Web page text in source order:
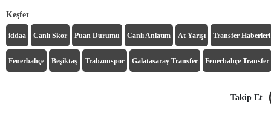
Keşfet
iddaa Canlı Skor Puan Durumu Canlı Anlatım At Yarışı Transfer Haberleri
Fenerbahçe Beşiktaş Trabzonspor Galatasaray Transfer Fenerbahçe Transfer
Takip Et